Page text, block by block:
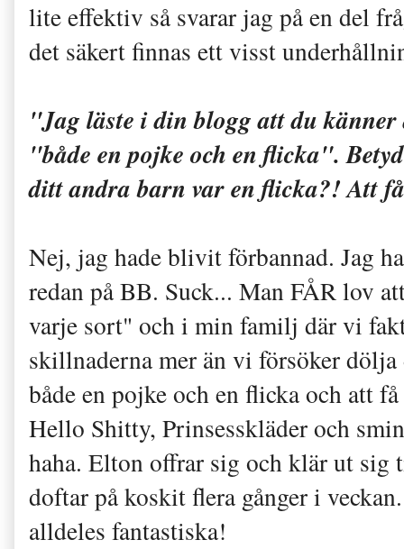
lite effektiv så svarar jag på en del
det säkert finnas ett visst
"Jag läste i din blogg att du
"både en pojke och en flicka".
ditt andra barn var en flicka?! Att
Nej, jag hade blivit förbannad. Jag
redan på BB. Suck... Man FÅR lov
varje sort" och i min familj där vi
skillnaderna mer än vi försöker
både en pojke och en flicka och att
Hello Shitty, Prinsesskläder och
haha. Elton offrar sig och klär ut
doftar på koskit flera gånger i
alldeles fantastiska!